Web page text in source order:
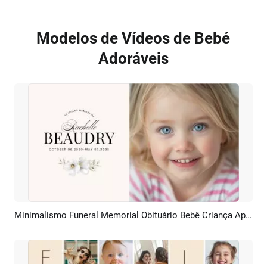
Modelos de Vídeos de Bebé
Adoráveis
Pré-visualizar Criar IA Minimalismo Funeral Memorial Obituário Bebê Criança Apresentação De Slides